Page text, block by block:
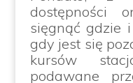
dostępności
sięgnąć gdzie
gdy jest się
kursów
podawane